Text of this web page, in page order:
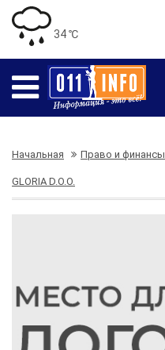
34 ℃
Начальная Право и финансы
GLORIA D.O.O.